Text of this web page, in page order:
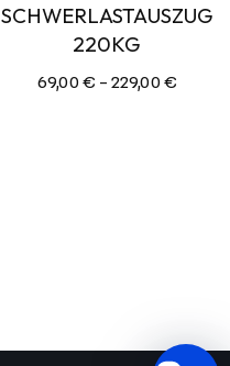
SCHWERLASTAUSZUG
220KG
69,00 € – 229,00 €